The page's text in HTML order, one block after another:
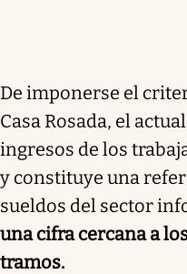
De imponerse el
Casa Rosada, el
ingresos de los
y constituye una
sueldos del sector
una cifra cercana a
tramos.